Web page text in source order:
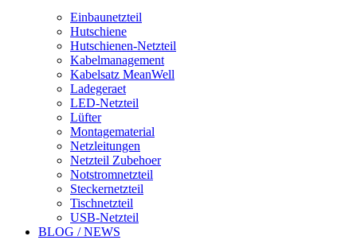
Einbaunetzteil
Hutschiene
Hutschienen-Netzteil
Kabelmanagement
Kabelsatz MeanWell
Ladegeraet
LED-Netzteil
Lüfter
Montagematerial
Netzleitungen
Netzteil Zubehoer
Notstromnetzteil
Steckernetzteil
Tischnetzteil
USB-Netzteil
BLOG / NEWS